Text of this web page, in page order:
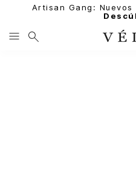
Artisan Gang: